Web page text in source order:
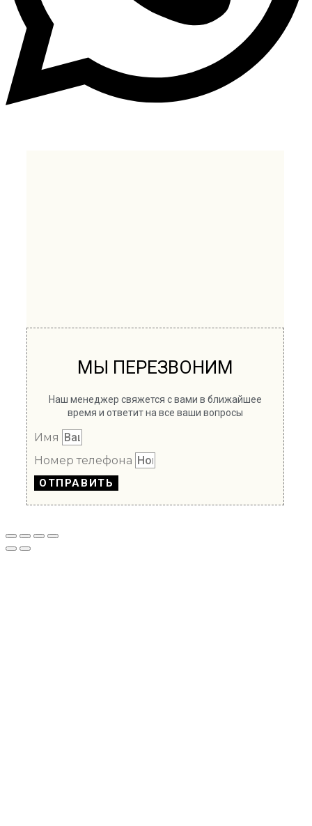
МЫ ПЕРЕЗВОНИМ
Наш менеджер свяжется с вами в ближайшее
время и ответит на все ваши вопросы
Имя
Номер телефона
ОТПРАВИТЬ